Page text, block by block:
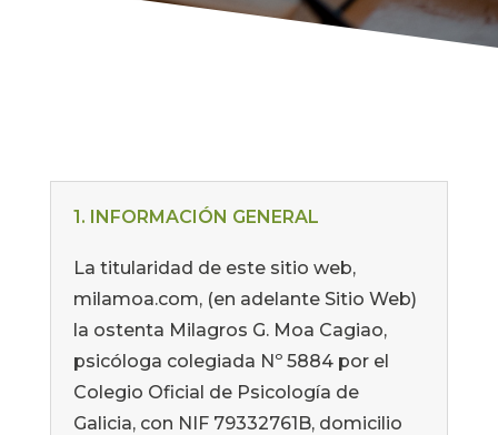
1. INFORMACIÓN GENERAL
La titularidad de este sitio web,
milamoa.com, (en adelante Sitio Web)
la ostenta Milagros G. Moa Cagiao,
psicóloga colegiada Nº 5884 por el
Colegio Oficial de Psicología de
Galicia, con NIF 79332761B, domicilio